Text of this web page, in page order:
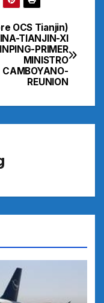
OCS Tianjin)
TIANJIN-XI
PRIMER
MINISTRO
CAMBOYANO-
REUNION